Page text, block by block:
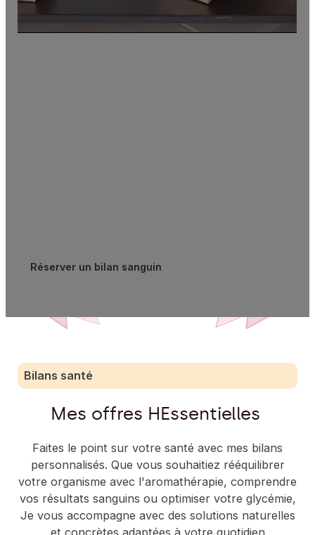
Réserver un bilan sanguin
Bilans santé
Mes offres HEssentielles
Faites le point sur votre santé avec mes bilans
personnalisés. Que vous souhaitiez rééquilibrer
votre organisme avec l'aromathérapie, comprendre
vos résultats sanguins ou optimiser votre glycémie,
Je vous accompagne avec des solutions naturelles
et concrètes adaptées à votre quotidien